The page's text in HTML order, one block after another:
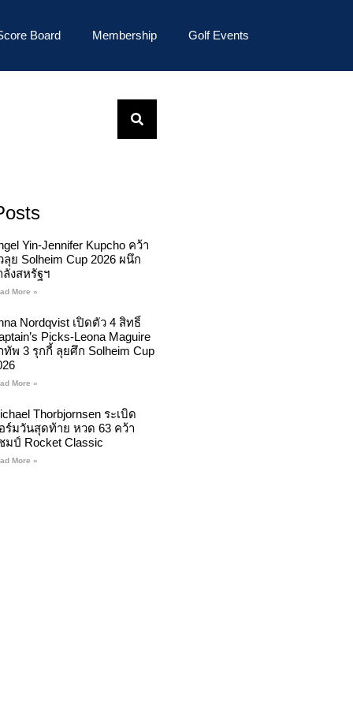
Board Membership Golf Events
Yin-Jennifer Kupcho คว้า
ลุย Solheim Cup 2026 ผนึก
ลังสหรัฐฯ
More »
Nordqvist เปิดตัว 4 สิทธิ์
Picks-Leona Maguire
ทัพ 3 รุกกี้ ลุยศึก Solheim Cup
More »
Thorbjornsen ระเบิด
ร์มวันสุดท้าย หวด 63 คว้า
มป์ Rocket Classic
More »